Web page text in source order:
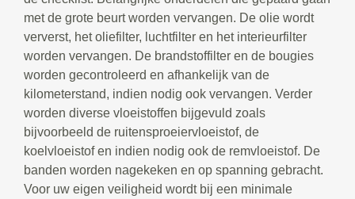
met de grote beurt worden vervangen. De olie wordt
ververst, het oliefilter, luchtfilter en het interieurfilter
worden vervangen. De brandstoffilter en de bougies
worden gecontroleerd en afhankelijk van de
kilometerstand, indien nodig ook vervangen. Verder
worden diverse vloeistoffen bijgevuld zoals
bijvoorbeeld de ruitensproeiervloeistof, de
koelvloeistof en indien nodig ook de remvloeistof. De
banden worden nagekeken en op spanning gebracht.
Voor uw eigen veiligheid wordt bij een minimale